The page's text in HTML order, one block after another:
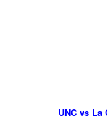
UNC vs La